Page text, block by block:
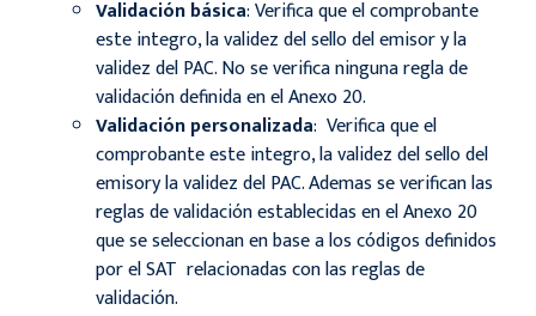
Validación básica: Verifica que el comprobante
este integro, la validez del sello del emisor y la
validez del PAC. No se verifica ninguna regla de
validación definida en el Anexo 20.
Validación personalizada: Verifica que el
comprobante este integro, la validez del sello del
emisory la validez del PAC. Ademas se verifican las
reglas de validación establecidas en el Anexo 20
que se seleccionan en base a los códigos definidos
por el SAT relacionadas con las reglas de
validación.